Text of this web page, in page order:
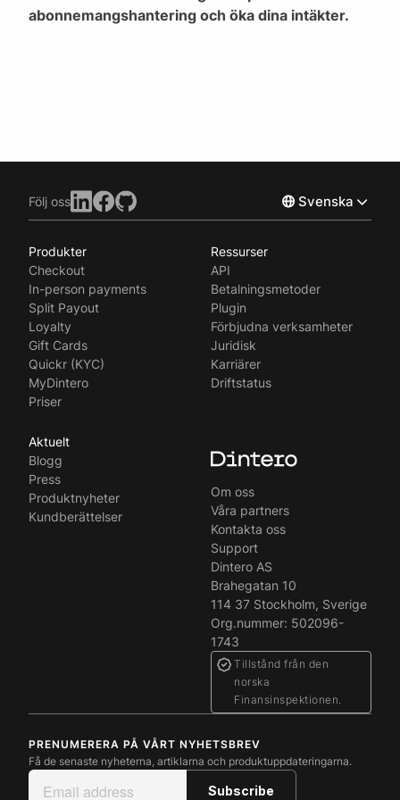
abonnemangshantering och öka dina intäkter.
Följ oss Svenska
English
Produkter
Checkout
In-person payments
Split Payout
Loyalty
Gift Cards
Quickr (KYC)
MyDintero
Priser
Ressurser
API
Betalningsmetoder
Plugin
Förbjudna verksamheter
Juridisk
Karriärer
Driftstatus
Aktuelt
Blogg
Press
Produktnyheter
Kundberättelser
Om oss
Våra partners
Kontakta oss
Support
Dintero AS
Brahegatan 10
114 37 Stockholm, Sverige
Org.nummer: 502096-
1743
Tillstånd från den
norska
Finansinspektionen.
PRENUMERERA PÅ VÅRT NYHETSBREV
Få de senaste nyheterna, artiklarna och produktuppdateringarna.